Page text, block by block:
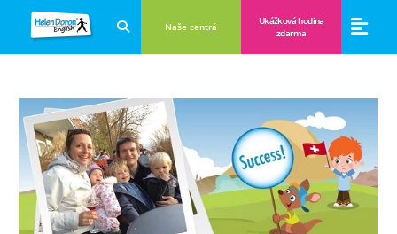
Naše centrá
Ukážková hodina
zdarma